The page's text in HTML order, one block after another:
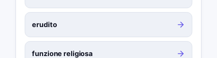
erudito
funzione religiosa